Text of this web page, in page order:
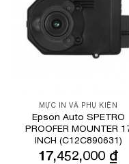
MỰC IN VÀ PHỤ KIỆN
Epson Auto SPETRO
PROOFER MOUNTER
INCH (C12C890631)
17,452,000 ₫